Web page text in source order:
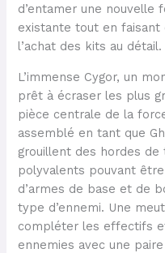
d’entamer une nouvelle
existante tout en
l’achat des kits au détail.
L’immense Cygor, un
prêt à écraser les plus
pièce centrale de la
assemblé en tant que
grouillent des hordes de
polyvalents pouvant
d’armes de base et de
type d’ennemi. Une
compléter les effectifs
ennemies avec une